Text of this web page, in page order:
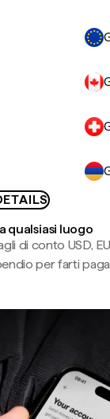
qualsiasi luogo
di conto USD,
per farti